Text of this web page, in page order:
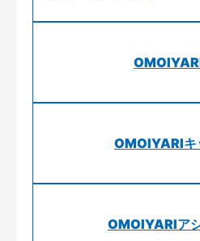
OMOIYARIキ
OMOIYARIア